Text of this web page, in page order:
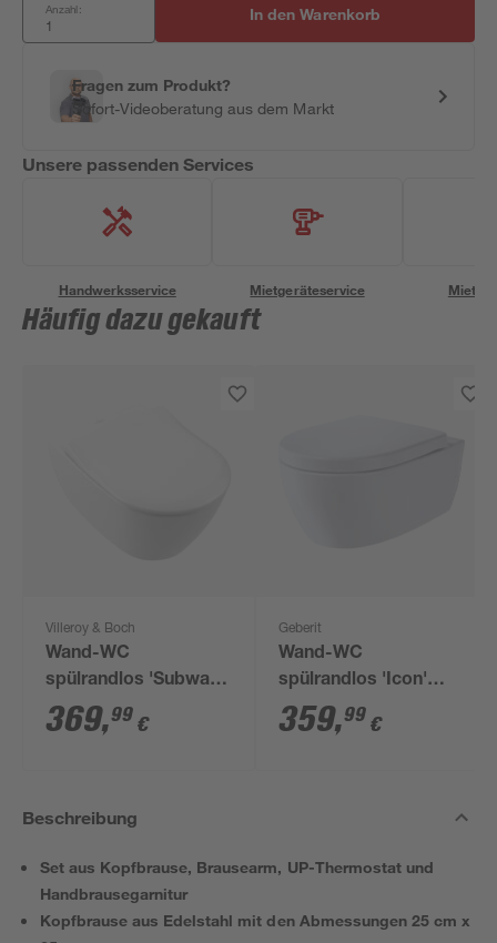
Anzahl: In den Warenkorb
Fragen zum Produkt?
Sofort-Videoberatung aus dem Markt
Unsere passenden Services
Handwerksservice Mietgeräteservice
Häufig dazu gekauft
Villeroy & Boch
Wand-WC
spülrandlos 'Subway
2.0' inklusive WC-Sitz
weiß
369,99 €
Geberit
Wand-WC
spülrandlos 'Icon'
inklusive WC-Sitz
weiß
359,99 €
Beschreibung
Set aus Kopfbrause, Brausearm, UP-Thermostat und
Handbrausegarnitur
Kopfbrause aus Edelstahl mit den Abmessungen 25 cm x